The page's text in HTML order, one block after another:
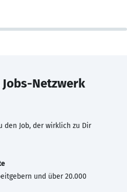
Jobs-Netzwerk
den Job, der wirklich zu Dir
und über 20.000